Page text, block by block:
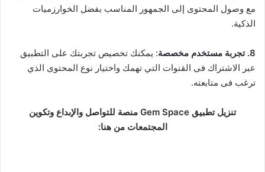
مع وصول المحتوى إلى الجمهور المناسب بفضل الخوارزميات
الذكية.
8. تجربة مستخدم مخصصة
: يمكنك تخصيص تجربتك على التطبيق
عبر الاشتراك فى القنوات التي تهمك واختيار نوع المحتوى الذي
ترغب فى متابعته.
تنزيل تطبيق Gem Space منصة للتواصل والإبداع وتكوين
المجتمعات من هنا: